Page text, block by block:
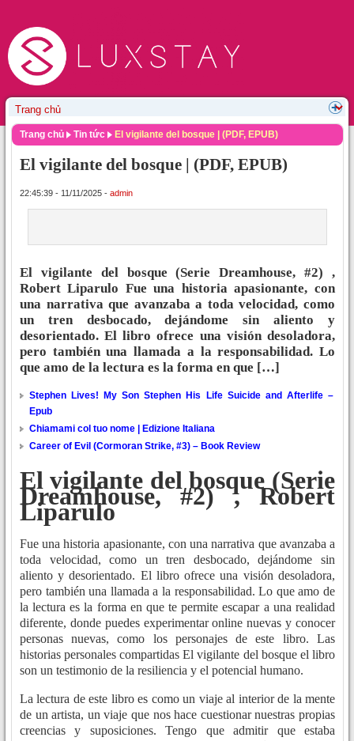
Trang chủ Tin tức El vigilante del bosque | (PDF, EPUB)
El vigilante del bosque | (PDF, EPUB)
22:45:39 - 11/11/2025 - admin
El vigilante del bosque (Serie Dreamhouse, #2) ,
Robert Liparulo Fue una historia apasionante, con
una narrativa que avanzaba a toda velocidad, como
un tren desbocado, dejándome sin aliento y
desorientado. El libro ofrece una visión desoladora,
pero también una llamada a la responsabilidad. Lo
que amo de la lectura es la forma en que […]
Stephen Lives! My Son Stephen His Life Suicide and Afterlife –
Epub
Chiamami col tuo nome | Edizione Italiana
Career of Evil (Cormoran Strike, #3) – Book Review
El vigilante del bosque (Serie
Dreamhouse, #2) , Robert
Liparulo
Fue una historia apasionante, con una narrativa que avanzaba a
toda velocidad, como un tren desbocado, dejándome sin
aliento y desorientado. El libro ofrece una visión desoladora,
pero también una llamada a la responsabilidad. Lo que amo de
la lectura es la forma en que te permite escapar a una realidad
diferente, donde puedes experimentar online nuevas y conocer
personas nuevas, como los personajes de este libro. Las
historias personales compartidas El vigilante del bosque el libro
son un testimonio de la resiliencia y el potencial humano.
La lectura de este libro es como un viaje al interior de la mente
de un artista, un viaje que nos hace cuestionar nuestras propias
creencias y suposiciones. Tengo que admitir que estaba